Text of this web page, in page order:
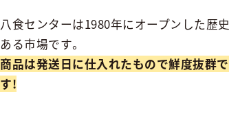
八食センターは1980年にオープンした歴史
ある市場です。
商品は発送日に仕入れたもので鮮度抜群で
す!